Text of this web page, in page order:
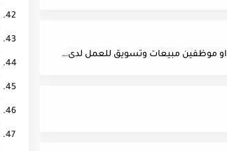
مطلوب موظفات او موظفين مبيعات وتسويق للعمل لدى شركة كبرى ضمن قسم المبيعات والتسويق